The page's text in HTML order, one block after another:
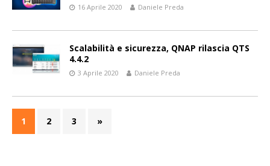
16 Aprile 2020 Daniele Preda
Scalabilità e sicurezza, QNAP rilascia QTS
4.4.2
3 Aprile 2020 Daniele Preda
1 2 3 »